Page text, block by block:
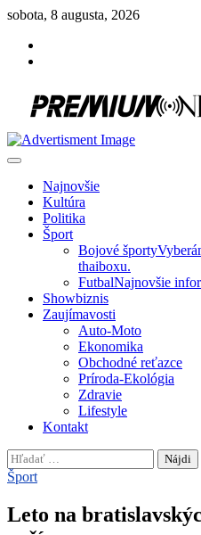
Skip
content
sobota, 8 augusta, 2026
Najnovšie
Kultúra
Politika
Šport
Bojové športy
thaiboxu.
FutbalNajnovšie
Showbiznis
Zaujímavosti
Auto-Moto
Ekonomika
Obchodné reťazce
Príroda-Ekológia
Zdravie
Lifestyle
Kontakt
Hľadať:
Šport
Leto na